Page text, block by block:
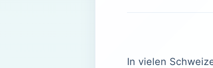
In vielen